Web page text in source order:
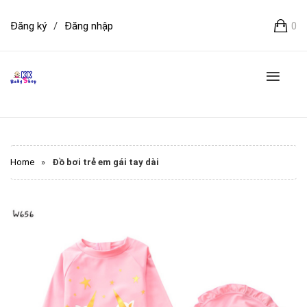
0
Đăng ký / Đăng nhập
Home » Đồ bơi trẻ em gái tay dài